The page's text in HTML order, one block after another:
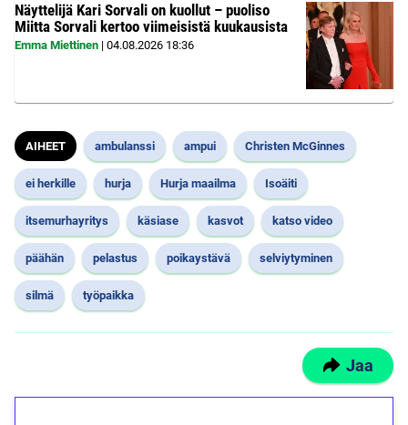
Näyttelijä Kari Sorvali on kuollut – puoliso
Miitta Sorvali kertoo viimeisistä kuukausista
Emma Miettinen | 04.08.2026 18:36
AIHEET ambulanssi ampui Christen McGinnes
ei herkille hurja Hurja maailma Isoäiti
itsemurhayritys käsiase kasvot katso video
päähän pelastus poikaystävä selviytyminen
silmä työpaikka
Jaa